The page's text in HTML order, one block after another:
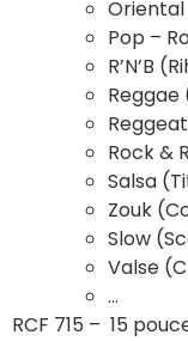
Oriental
Pop –
R’N’B
Reggae
Rock &
Salsa
Zouk
Slow
Valse
…
RCF 715 – 15